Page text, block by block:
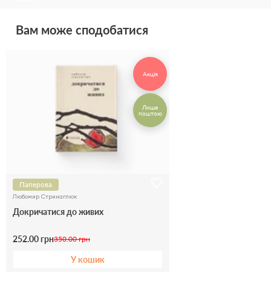
Вам може сподобатися
Акція
Лише
поштою
Паперова
Любомир Стринаглюк
Докричатися до живих
252.00 грн350.00 грн
У кошик